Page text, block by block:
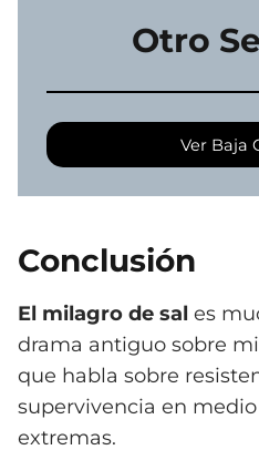
Otro
Ver Baja
Conclusión
El milagro de sal es
drama antiguo sobre
que habla sobre
supervivencia en
extremas.